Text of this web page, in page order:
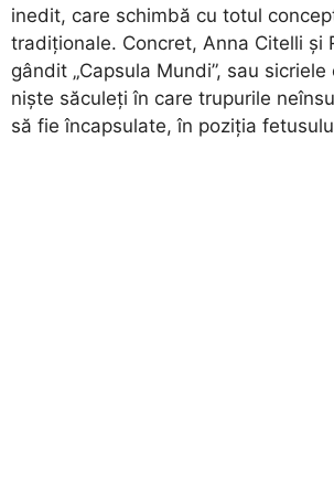
inedit, care schimbă cu totul
tradiţionale. Concret, Anna Citelli şi
gândit „Capsula Mundi”, sau
nişte săculeţi în care trupurile
să fie încapsulate, în poziţia